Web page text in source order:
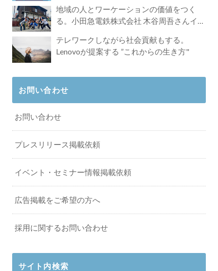
地域の人とワーケーションの価値をつく
る。小田急電鉄株式会社 木谷周吾さんイン
テレワークしながら社会貢献もする。
Lenovoが提案する ”これからの生き方"
お問い合わせ
お問い合わせ
プレスリリース掲載依頼
イベント・セミナー情報掲載依頼
広告掲載をご希望の方へ
採用に関するお問い合わせ
サイト内検索